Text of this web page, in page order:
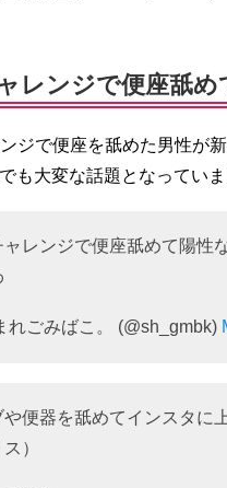
レンジで便座舐
ジで便座を舐めた男性が
も大変な話題となっていま
ャレンジで便座舐めて陽
ごみばこ。 (@sh_gmbk)
や便器を舐めてインスタに
）